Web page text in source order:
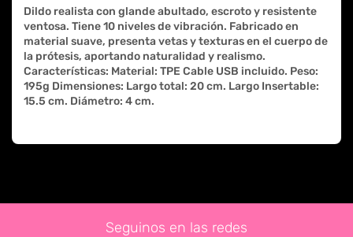
Dildo realista con glande abultado, escroto y resistente
ventosa. Tiene 10 niveles de vibración. Fabricado en
material suave, presenta vetas y texturas en el cuerpo de
la prótesis, aportando naturalidad y realismo.
Características: Material: TPE Cable USB incluido. Peso:
195g Dimensiones: Largo total: 20 cm. Largo Insertable:
15.5 cm. Diámetro: 4 cm.
Seguinos en las redes